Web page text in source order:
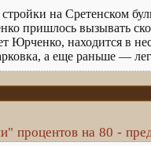
на Сретенском
пришлось вызывать
Юрченко, находится в
а еще раньше —
процентов на 80 -